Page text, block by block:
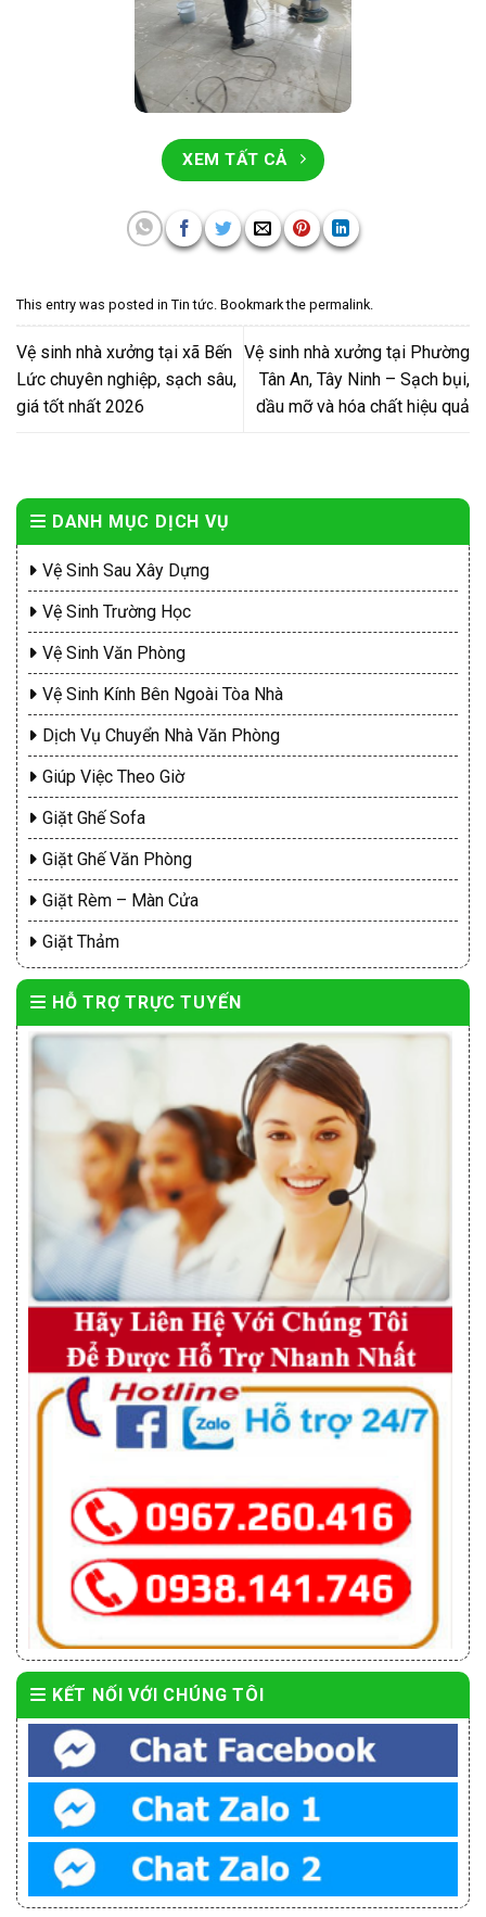
XEM TẤT CẢ
This entry was posted in Tin tức . Bookmark the permalink
Vệ sinh nhà xưởng tại xã Bến
Lức chuyên nghiệp, sạch sâu,
giá tốt nhất 2026
Vệ sinh nhà xưởng tại Phường
Tân An, Tây Ninh – Sạch bụi,
dầu mỡ và hóa chất hiệu quả
DANH MỤC DỊCH VỤ
Vệ Sinh Sau Xây Dựng
Vệ Sinh Trường Học
Vệ Sinh Văn Phòng
Vệ Sinh Kính Bên Ngoài Tòa Nhà
Dịch Vụ Chuyển Nhà Văn Phòng
Giúp Việc Theo Giờ
Giặt Ghế Sofa
Giặt Ghế Văn Phòng
Giặt Rèm – Màn Cửa
Giặt Thảm
HỖ TRỢ TRỰC TUYẾN
KẾT NỐI VỚI CHÚNG TÔI